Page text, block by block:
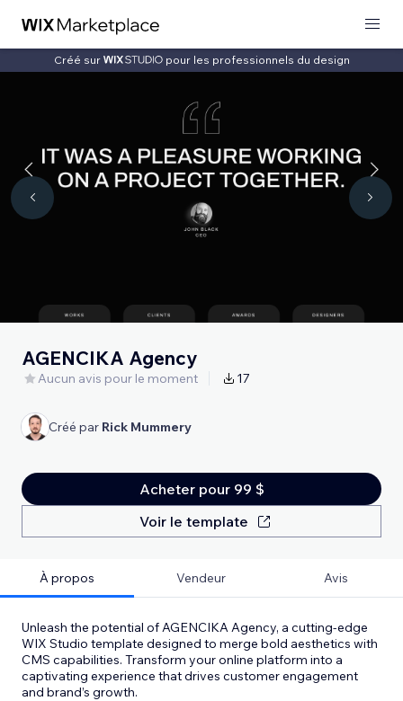
Créé sur pour les professionnels du design
AGENCIKA Agency
Aucun avis pour le moment 17
Créé par Rick Mummery
Acheter pour 99 $
Voir le template
À propos Vendeur Avis
Unleash the potential of AGENCIKA Agency, a cutting-edge
WIX Studio template designed to merge bold aesthetics with
CMS capabilities. Transform your online platform into a
captivating experience that drives customer engagement
and brand’s growth.